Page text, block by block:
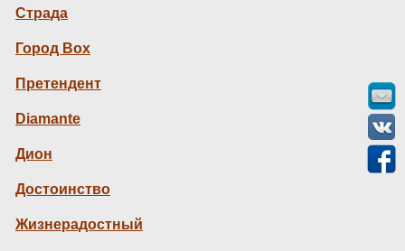
Страда
Город Box
Претендент
Diamante
Дион
Достоинство
Жизнерадостный